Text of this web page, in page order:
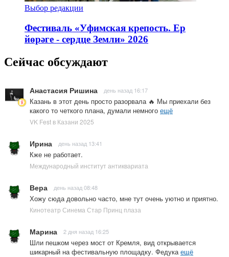
Выбор редакции
Фестиваль «Уфимская крепость. Ер
йөрәге - сердце Земли» 2026
Сейчас обсуждают
Анастасия Ришина день назад 16:17
Казань в этот день просто разорвала 🔥 Мы приехали без
какого то четкого плана, думали немного ещё
VK Fest в Казани 2025
Ирина день назад 13:41
Кже не работает.
Международный институт антиквариата
Вера день назад 08:48
Хожу сюда довольно часто, мне тут очень уютно и приятно.
Кинотеатр Синема Стар Принц плаза
Марина 2 дня назад 16:25
Шли пешком через мост от Кремля, вид открывается
шикарный на фестивальную площадку. Федукаещё